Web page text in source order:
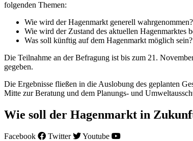
folgenden Themen:
Wie wird der Hagenmarkt generell wahrgenommen?
Wie wird der Zustand des aktuellen Hagenmarktes
Was soll künftig auf dem Hagenmarkt möglich sein?
Die Teilnahme an der Befragung ist bis zum 21.
gegeben.
Die Ergebnisse fließen in die Auslobung des geplanten
Mitte zur Beratung und dem Planungs- und
Wie soll der Hagenmarkt in
Facebook Twitter Youtube